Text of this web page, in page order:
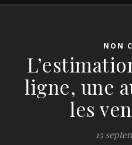
NON
ligne, une
les
15